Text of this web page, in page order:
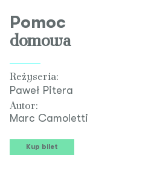
Pomoc
domowa
Reżyseria:
Paweł Pitera
Autor:
Marc Camoletti
Kup bilet